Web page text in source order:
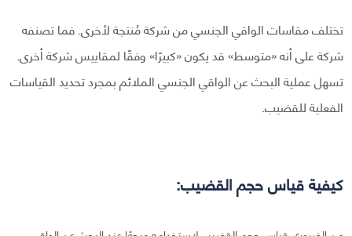
تختلف مقاسات الواقي الجنسي من شركة مُنتجة لأخرى. فما تصنفه
شركة على أنه «متوسط» قد يكون «كبيرًا» وفقًا لمقاييس شركة أخرى.
تسهل عملية البحث عن الواقي الجنسي الملائم بمجرد تحديد القياسات
الفعلية للقضيب.
كيفية قياس حجم القضيب: